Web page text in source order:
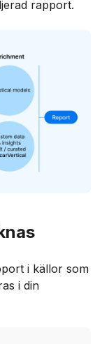
rapport.
i källor som
i din